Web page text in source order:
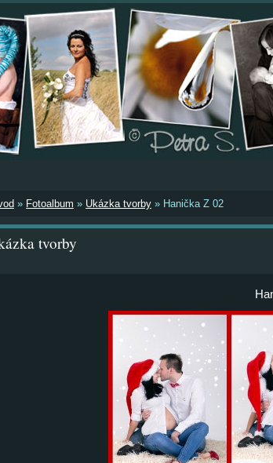
» Fotoalbum » Ukázka tvorby » Hanička Z 02
tvorby